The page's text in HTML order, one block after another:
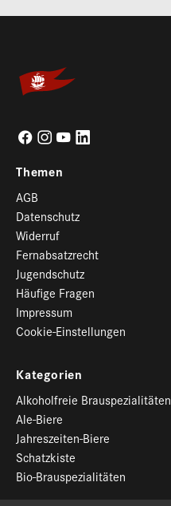
Themen
AGB
Datenschutz
Widerruf
Fernabsatzrecht
Jugendschutz
Häufige Fragen
Impressum
Cookie-Einstellungen
Kategorien
Alkoholfreie Brauspezialitäten
Ale-Biere
Jahreszeiten-Biere
Schatzkiste
Bio-Brauspezialitäten